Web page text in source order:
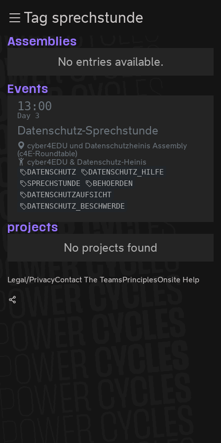
Zum InhaltTag sprechstunde
Assemblies
No entries available.
Events
13:00
Day 3
Datenschutz-Sprechstunde
cyber4EDU und Datenschutzheinis Assembly
(c4E-Roundtable)
cyber4EDU & Datenschutz-Heinis
DATENSCHUTZ
DATENSCHUTZ_HILFE
SPRECHSTUNDE
BEHOERDEN
DATENSCHUTZAUFSICHT
DATENSCHUTZ_BESCHWERDE
projects
No projects found
Legal/PrivacyContact The TeamsPrinciplesOnsite Help